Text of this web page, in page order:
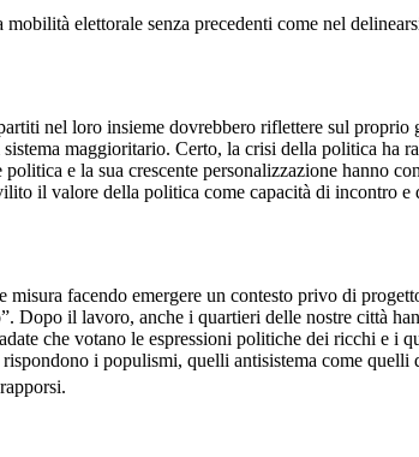
elettorale senza precedenti come nel
nel loro insieme dovrebbero riflettere sul proprio
maggioritario. Certo, la crisi della politica
e la sua crescente personalizzazione hanno
il valore della politica come capacità di incontro
facendo emergere un contesto privo di
il lavoro, anche i quartieri delle nostre città
che votano le espressioni politiche dei ricchi e i
i populismi, quelli antisistema come